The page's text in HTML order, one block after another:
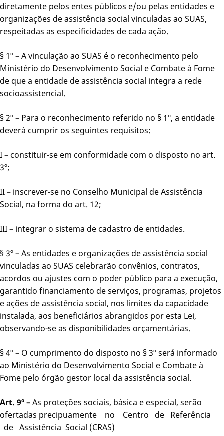
diretamente pelos entes públicos e/ou pelas entidades e
organizações de assistência social vinculadas ao SUAS,
respeitadas as especificidades de cada ação.
§ 1º – A vinculação ao SUAS é o reconhecimento pelo
Ministério do Desenvolvimento Social e Combate à Fome
de que a entidade de assistência social integra a rede
socioassistencial.
§ 2º – Para o reconhecimento referido no § 1º, a entidade
deverá cumprir os seguintes requisitos:
I – constituir-se em conformidade com o disposto no art.
3º;
II – inscrever-se no Conselho Municipal de Assistência
Social, na forma do art. 12;
III – integrar o sistema de cadastro de entidades.
§ 3º – As entidades e organizações de assistência social
vinculadas ao SUAS celebrarão convênios, contratos,
acordos ou ajustes com o poder público para a execução,
garantido financiamento de serviços, programas, projetos
e ações de assistência social, nos limites da capacidade
instalada, aos beneficiários abrangidos por esta Lei,
observando-se as disponibilidades orçamentárias.
§ 4º – O cumprimento do disposto no § 3º será informado
ao Ministério do Desenvolvimento Social e Combate à
Fome pelo órgão gestor local da assistência social.
Art. 9º –As proteções sociais, básica e especial, serão
ofertadas precipuamente no Centro de Referência
de Assistência Social (CRAS)